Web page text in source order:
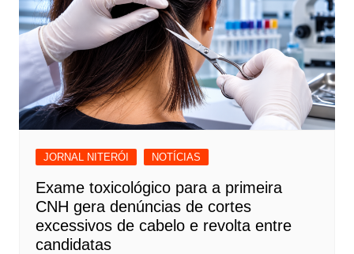
JORNAL NITERÓI NOTÍCIAS
Exame toxicológico para a primeira
CNH gera denúncias de cortes
excessivos de cabelo e revolta entre
candidatas